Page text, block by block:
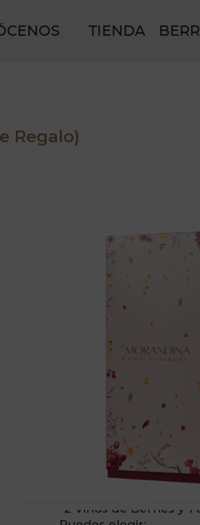
TIENDA
Regalo)
BOX
MARCA:
Magia de
de Regalo)
✨La Magia de
Elegante caja
-2 Vinos de Berries y